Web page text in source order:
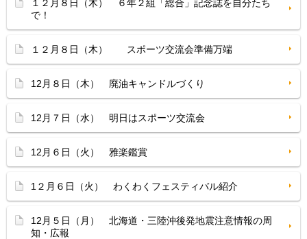
１２月８日（木） ６年２組「総合」記念誌を自分たち
で！
１２月８日（木） スポーツ交流会準備万端
12月８日（木） 廃油キャンドルづくり
12月７日（水） 明日はスポーツ交流会
12月６日（火） 雅楽鑑賞
1２月６日（火） わくわくフェスティバル紹介
12月５日（月） 北海道・三陸沖後発地震注意情報の周
知・広報